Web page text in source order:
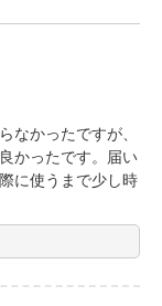
なかったですが、
かったです。届い
に使うまで少し時